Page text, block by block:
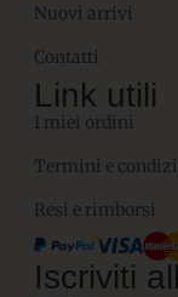
Nuovi arrivi
Contatti
Link utili
I miei ordini
Termini e
Resi e rimborsi
Iscriviti